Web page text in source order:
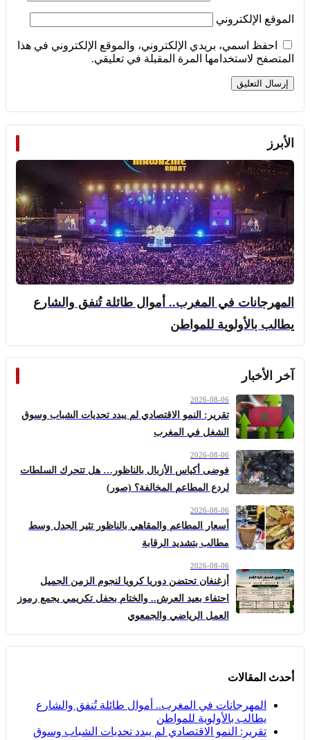
الموقع الإلكتروني
احفظ اسمي، بريدي الإلكتروني، والموقع الإلكتروني في هذا
المتصفح لاستخدامها المرة المقبلة في تعليقي.
الأبرز
المهرجانات في المغرب.. أموال طائلة تُنفق والشارع
يطالب بالأولوية للمواطن
آخر الأخبار
2026-08-06
تقرير: النمو الاقتصادي لم يبدد تحديات الشباب وسوق
الشغل في المغرب
2026-08-06
فوضى أكياس الأزبال بالناظور… هل تتحرك السلطات
لردع المطاعم المخالفة؟ (صور)
2026-08-06
أسعار المطاعم والمقاهي بالناظور تثير الجدل وسط
مطالب بتشديد الرقابة
2026-08-06
أزغنغان تحتضن دوريا كرويا لنجوم الزمن الجميل
احتفاء بعيد العرش.. والختام بحفل تكريمي يجمع رموز
العمل الرياضي والجمعوي
أحدث المقالات
المهرجانات في المغرب.. أموال طائلة تُنفق والشارع
يطالب بالأولوية للمواطن
تقرير: النمو الاقتصادي لم يبدد تحديات الشباب وسوق